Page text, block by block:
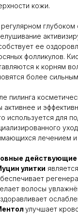
кожи.
ее
фолликулов.
к корням
более
пилинга
активнее и
используется для
лечением
улитки
волосы
улучшает